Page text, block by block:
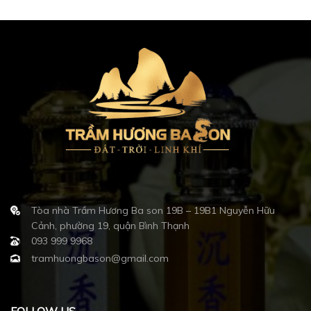
Tòa nhà Trầm Hương Ba son 19B – 19B1 Nguyễn Hữu
Cảnh, phường 19, quận Bình Thạnh
093 999 9968
tramhuongbason@gmail.com